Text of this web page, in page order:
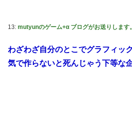
13: mutyunのゲーム+α ブログがお送りします。
わざわざ自分のとこでグラフィッ
気で作らないと死んじゃう下等な